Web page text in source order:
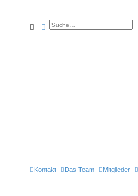
SucheErweiterte Suche
Mitglieder
Das Team
Kontakt